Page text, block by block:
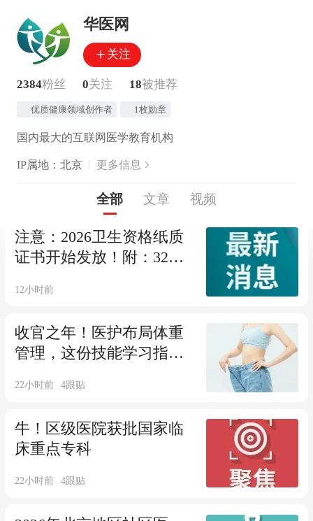
华医网
关注
2384粉丝 0关注 18被推荐
优质健康领域创作者 1枚勋章
国内最大的互联网医学教育机构
IP属地：北京 更多信息
全部 文章 视频
注意：2026卫生资格纸质
证书开始发放！附：32个
12小时前
收官之年！医护布局体重
管理，这份技能学习指南
22小时前 4跟贴
牛！区级医院获批国家临
床重点专科
22小时前 4跟贴